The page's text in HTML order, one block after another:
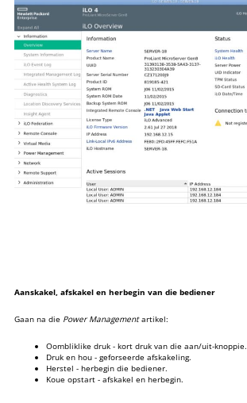
Aanskakel, afskakel en herbegin van die bediener
Gaan na die Power Managementartikel:
Oombliklike druk - kort druk van die aan/uit-knoppie.
Druk en hou - geforseerde afskakeling.
Herstel - herbegin die bediener.
Koue opstart - afskakel en herbegin.